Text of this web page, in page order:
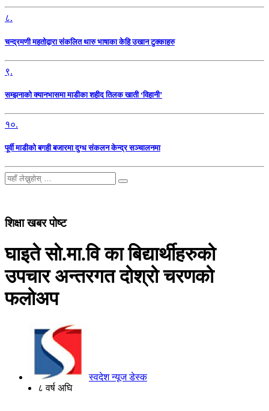
८.
चन्द्रमणी महतोद्वारा संकलित थारु भाषाका केहि उखान टुक्काहरु
९.
सम्झनाको क्यानभासमा माडीका शहीद तिलक खाती ‘विहानी’
१०.
पूर्वी माडीको बगही बजारमा दुग्ध संकलन केन्द्र सञ्चालनमा
शिक्षा खबर पोष्ट
घाइते साे.मा.वि का बिद्यार्थीहरुको
उपचार अन्तरगत दोश्रो चरणको
फलोअप
स्वदेश न्यूज डेस्क
८ वर्ष अघि